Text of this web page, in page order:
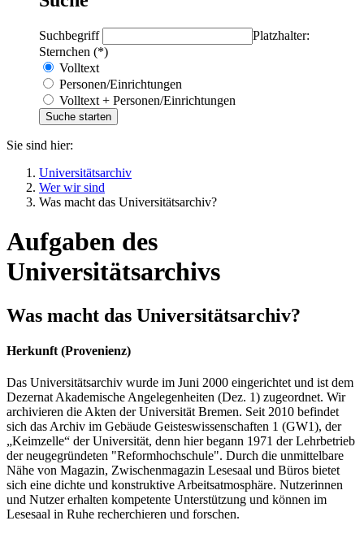
Suchbegriff
Platzhalter:
Sternchen (*)
Volltext
Personen/Einrichtungen
Volltext + Personen/Einrichtungen
Sie sind hier:
Universitätsarchiv
Wer wir sind
Was macht das Universitätsarchiv?
Aufgaben des
Universitätsarchivs
Was macht das Universitätsarchiv?
Herkunft (Provenienz)
Das Universitätsarchiv wurde im Juni 2000 eingerichtet und ist dem
Dezernat Akademische Angelegenheiten (Dez. 1) zugeordnet. Wir
archivieren die Akten der Universität Bremen. Seit 2010 befindet
sich das Archiv im Gebäude Geisteswissenschaften 1 (GW1), der
„Keimzelle“ der Universität, denn hier begann 1971 der Lehrbetrieb
der neugegründeten "Reformhochschule". Durch die unmittelbare
Nähe von Magazin, Zwischenmagazin Lesesaal und Büros bietet
sich eine dichte und konstruktive Arbeitsatmosphäre. Nutzerinnen
und Nutzer erhalten kompetente Unterstützung und können im
Lesesaal in Ruhe recherchieren und forschen.